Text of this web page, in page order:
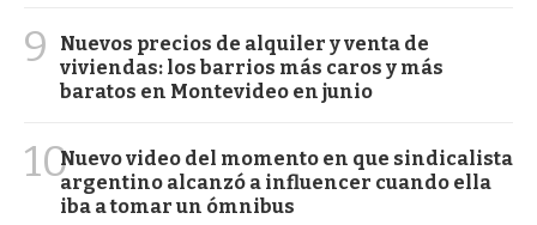
9
Nuevos precios de alquiler y venta de
viviendas: los barrios más caros y más
baratos en Montevideo en junio
10Nuevo video del momento en que sindicalista
argentino alcanzó a influencer cuando ella
iba a tomar un ómnibus